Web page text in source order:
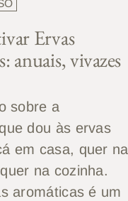
Ervas
anuais, vivazes
sobre a
dou às ervas
em casa, quer na
na cozinha.
aromáticas é um